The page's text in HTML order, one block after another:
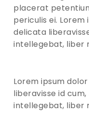
placerat
periculis ei.
delicata
intellegebat, liber
Lorem ipsum
liberavisse id
intellegebat, liber